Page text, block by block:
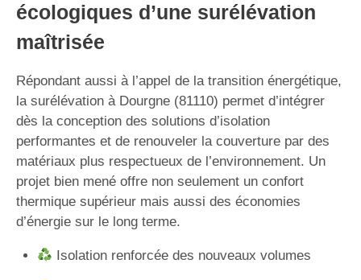
écologiques d’une surélévation
maîtrisée
Répondant aussi à l’appel de la transition énergétique,
la surélévation à Dourgne (81110) permet d’intégrer
dès la conception des solutions d’isolation
performantes et de renouveler la couverture par des
matériaux plus respectueux de l’environnement. Un
projet bien mené offre non seulement un confort
thermique supérieur mais aussi des économies
d’énergie sur le long terme.
Isolation renforcée des nouveaux volumes